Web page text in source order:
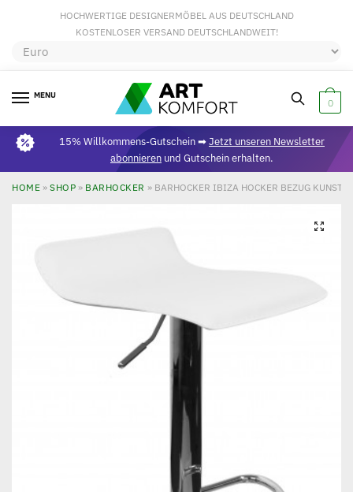
HOCHWERTIGE DESIGNERMÖBEL AUS DEUTSCHLAND
KOSTENLOSER VERSAND DEUTSCHLANDWEIT!
MENU
0
15% Willkommens-Gutschein ➡Jetzt unseren Newsletter
abonnieren und Gutschein erhalten.
HOME » SHOP » BARHOCKER » BARHOCKER IBIZA HOCKER BEZUG
🔍